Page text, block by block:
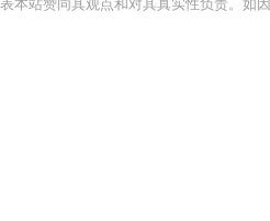
表本站赞同其观点和对其真实性负责。如